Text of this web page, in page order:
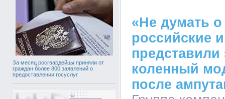
За месяц росгвардейцы приняли от
граждан более 800 заявлений о
предоставлении госуслуг
«Не думать
российские
коленный
после